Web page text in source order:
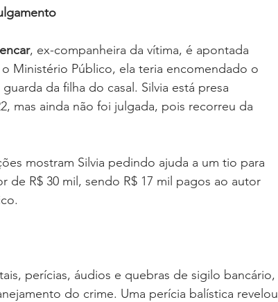
, ex-companheira da vítima, é apontada
Ministério Público, ela teria encomendado o
da filha do casal. Silvia está presa
mas ainda não foi julgada, pois recorreu da
mostram Silvia pedindo ajuda a um tio para
R$ 30 mil, sendo R$ 17 mil pagos ao autor
perícias, áudios e quebras de sigilo bancário,
do crime. Uma perícia balística revelou